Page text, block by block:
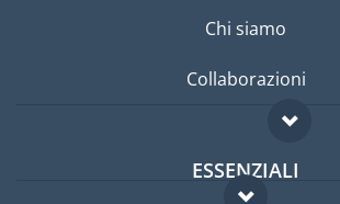
Chi siamo
Collaborazioni
ESSENZIALI